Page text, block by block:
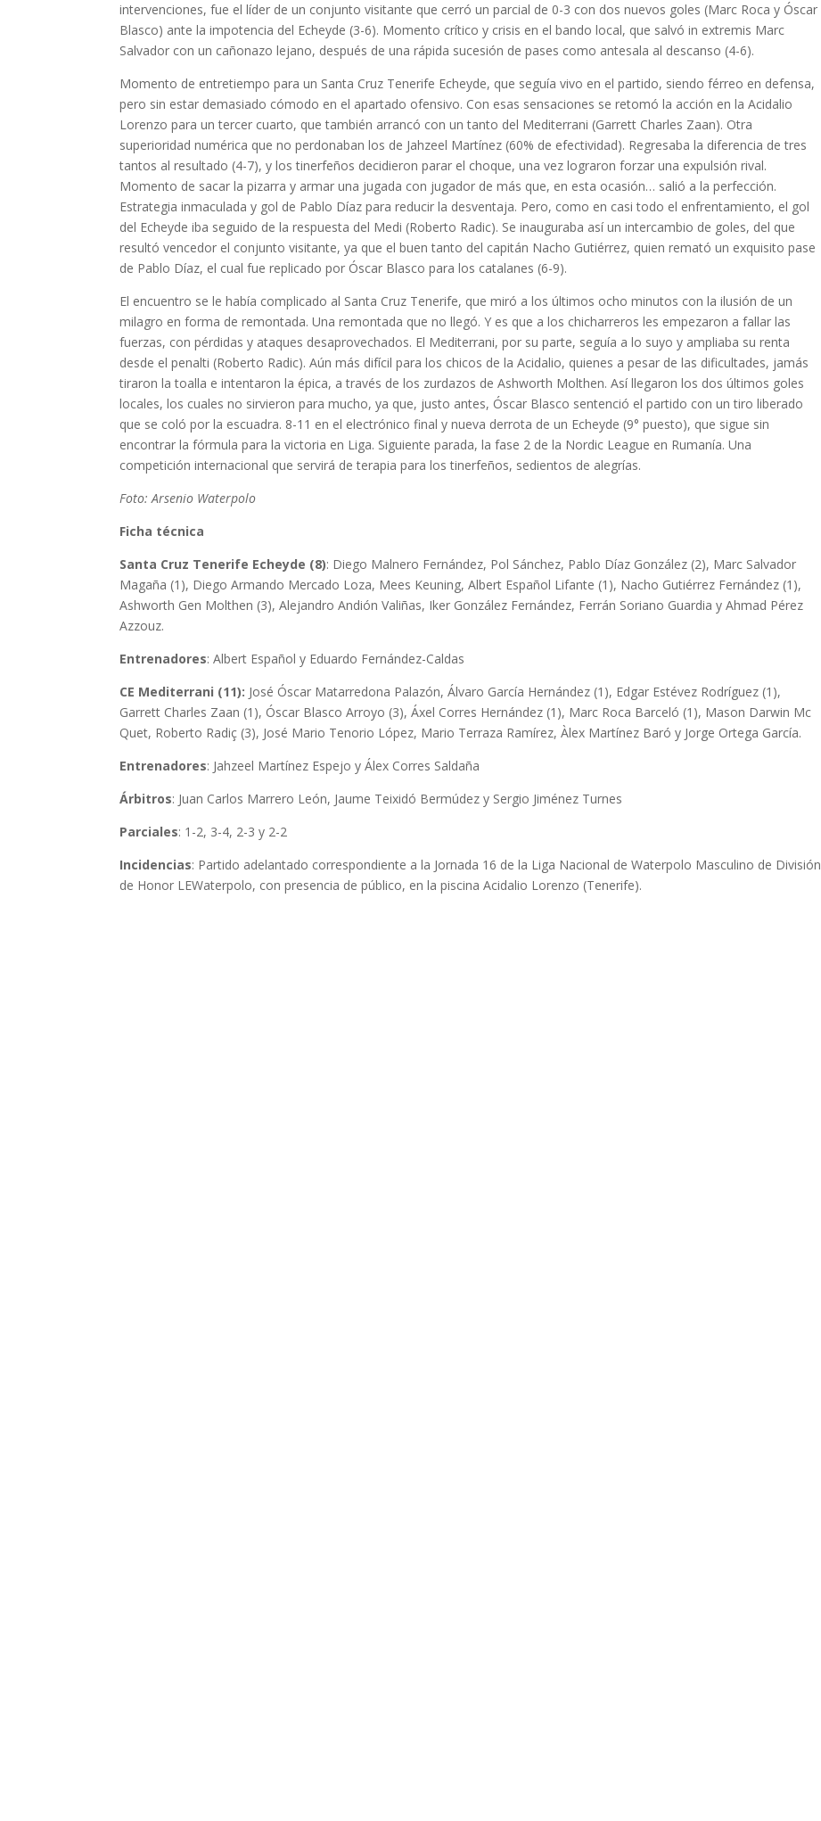
intervenciones, fue el líder de un conjunto visitante que cerró un parcial de 0-3 con dos nuevos goles (Marc Roca y Óscar
Blasco) ante la impotencia del Echeyde (3-6). Momento crítico y crisis en el bando local, que salvó in extremis Marc
Salvador con un cañonazo lejano, después de una rápida sucesión de pases como antesala al descanso (4-6).
Momento de entretiempo para un Santa Cruz Tenerife Echeyde, que seguía vivo en el partido, siendo férreo en defensa,
pero sin estar demasiado cómodo en el apartado ofensivo. Con esas sensaciones se retomó la acción en la Acidalio
Lorenzo para un tercer cuarto, que también arrancó con un tanto del Mediterrani (Garrett Charles Zaan). Otra
superioridad numérica que no perdonaban los de Jahzeel Martínez (60% de efectividad). Regresaba la diferencia de tres
tantos al resultado (4-7), y los tinerfeños decidieron parar el choque, una vez lograron forzar una expulsión rival.
Momento de sacar la pizarra y armar una jugada con jugador de más que, en esta ocasión… salió a la perfección.
Estrategia inmaculada y gol de Pablo Díaz para reducir la desventaja. Pero, como en casi todo el enfrentamiento, el gol
del Echeyde iba seguido de la respuesta del Medi (Roberto Radic). Se inauguraba así un intercambio de goles, del que
resultó vencedor el conjunto visitante, ya que el buen tanto del capitán Nacho Gutiérrez, quien remató un exquisito pase
de Pablo Díaz, el cual fue replicado por Óscar Blasco para los catalanes (6-9).
El encuentro se le había complicado al Santa Cruz Tenerife, que miró a los últimos ocho minutos con la ilusión de un
milagro en forma de remontada. Una remontada que no llegó. Y es que a los chicharreros les empezaron a fallar las
fuerzas, con pérdidas y ataques desaprovechados. El Mediterrani, por su parte, seguía a lo suyo y ampliaba su renta
desde el penalti (Roberto Radic). Aún más difícil para los chicos de la Acidalio, quienes a pesar de las dificultades, jamás
tiraron la toalla e intentaron la épica, a través de los zurdazos de Ashworth Molthen. Así llegaron los dos últimos goles
locales, los cuales no sirvieron para mucho, ya que, justo antes, Óscar Blasco sentenció el partido con un tiro liberado
que se coló por la escuadra. 8-11 en el electrónico final y nueva derrota de un Echeyde (9° puesto), que sigue sin
encontrar la fórmula para la victoria en Liga. Siguiente parada, la fase 2 de la Nordic League en Rumanía. Una
competición internacional que servirá de terapia para los tinerfeños, sedientos de alegrías.
Foto: Arsenio Waterpolo
Ficha técnica
Santa Cruz Tenerife Echeyde (8): Diego Malnero Fernández, Pol Sánchez, Pablo Díaz González (2), Marc Salvador
Magaña (1), Diego Armando Mercado Loza, Mees Keuning, Albert Español Lifante (1), Nacho Gutiérrez Fernández (1),
Ashworth Gen Molthen (3), Alejandro Andión Valiñas, Iker González Fernández, Ferrán Soriano Guardia y Ahmad Pérez
Azzouz.
Entrenadores: Albert Español y Eduardo Fernández-Caldas
CE Mediterrani (11): José Óscar Matarredona Palazón, Álvaro García Hernández (1), Edgar Estévez Rodríguez (1),
Garrett Charles Zaan (1), Óscar Blasco Arroyo (3), Áxel Corres Hernández (1), Marc Roca Barceló (1), Mason Darwin Mc
Quet, Roberto Radiç (3), José Mario Tenorio López, Mario Terraza Ramírez, Àlex Martínez Baró y Jorge Ortega García.
Entrenadores: Jahzeel Martínez Espejo y Álex Corres Saldaña
Árbitros: Juan Carlos Marrero León, Jaume Teixidó Bermúdez y Sergio Jiménez Turnes
Parciales: 1-2, 3-4, 2-3 y 2-2
Incidencias: Partido adelantado correspondiente a la Jornada 16 de la Liga Nacional de Waterpolo Masculino de División
de Honor LEWaterpolo, con presencia de público, en la piscina Acidalio Lorenzo (Tenerife).